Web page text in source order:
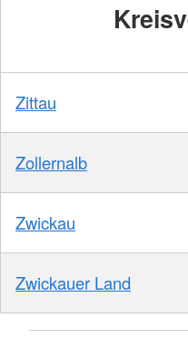
Zittau
Zollernalb
Zwickau
Zwickauer Land